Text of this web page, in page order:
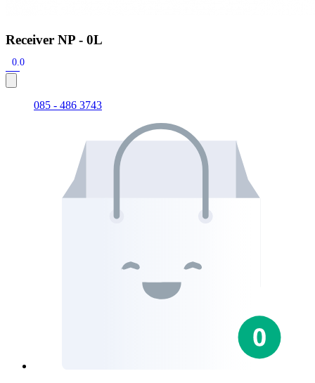
Receiver NP - 0L
0.0
085 - 486 3743